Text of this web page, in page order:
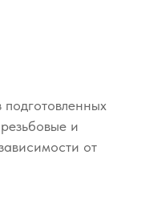
и
от